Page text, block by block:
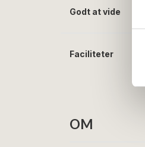
Godt at vide
Faciliteter
OM